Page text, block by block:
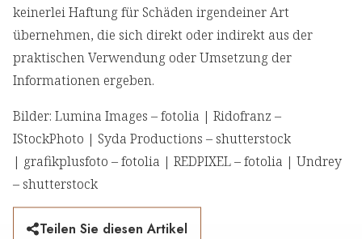
keinerlei Haftung für Schäden irgendeiner Art
übernehmen, die sich direkt oder indirekt aus der
praktischen Verwendung oder Umsetzung der
Informationen ergeben.
Bilder: Lumina Images – fotolia | Ridofranz –
IStockPhoto | Syda Productions – shutterstock
| grafikplusfoto – fotolia | REDPIXEL – fotolia | Undrey
– shutterstock
Teilen Sie diesen Artikel